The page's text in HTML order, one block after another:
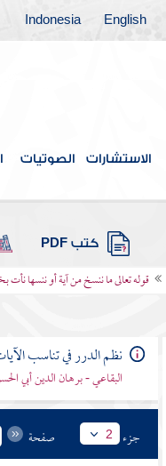
English
Indonesia
الاستشارات الصوتيات
كتب PDF
قوله تعالى ما ننسخ من آية أو ننسها نأت
نظم الدرر في تناسب
البقاعي - برهان الدين أبي
جزء 2 صفحة